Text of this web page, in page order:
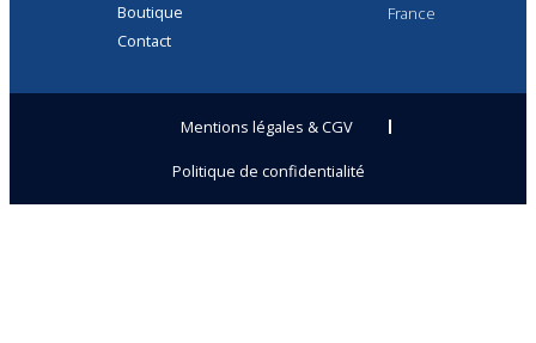
Boutique
Contact
France
Mentions légales & CGV
Politique de confidentialité